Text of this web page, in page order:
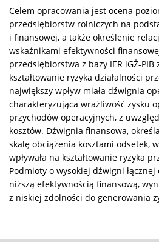
Celem opracowania jest ocena
przedsiębiorstw rolniczych na
i finansowej, a także określenie
wskaźnikami efektywności
przedsiębiorstwa z bazy IER iGŻ-PIB
kształtowanie ryzyka działalności
największy wpływ miała dźwignia
charakteryzująca wrażliwość zysku
przychodów operacyjnych, z
kosztów. Dźwignia finansowa,
skalę obciążenia kosztami odsetek,
wpływała na kształtowanie ryzyka
Podmioty o wysokiej dźwigni łącznej
niższą efektywnością finansową,
z niskiej zdolności do generowania